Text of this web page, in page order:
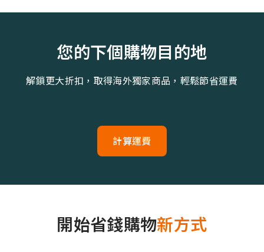
您的下個購物目的地
解鎖更大折扣，取得海外獨家商品，輕鬆節省運費
計算運費
開始省錢購物新方式